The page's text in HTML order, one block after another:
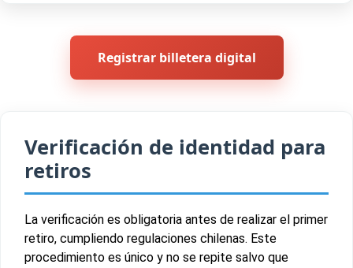
Registrar billetera digital
Verificación de identidad para
retiros
La verificación es obligatoria antes de realizar el primer
retiro, cumpliendo regulaciones chilenas. Este
procedimiento es único y no se repite salvo que